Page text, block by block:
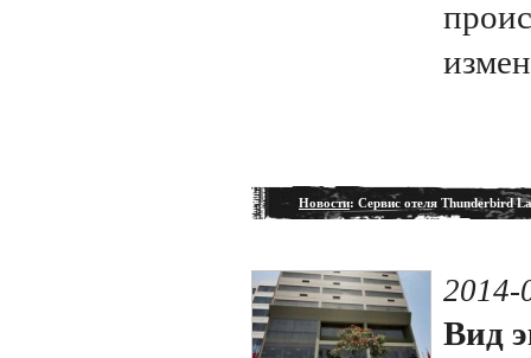
Новости: Сервис отеля Thunderbird
2014-
Вид